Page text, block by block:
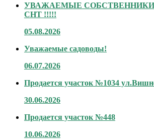
УВАЖАЕМЫЕ
СНТ !!!!!
05.08.2026
Уважаемые садоводы!
06.07.2026
Продается участок №1034
30.06.2026
Продается участок №448
10.06.2026